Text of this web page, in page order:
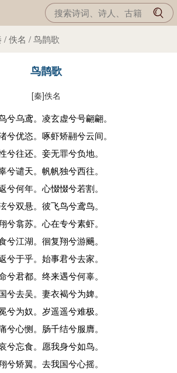
/佚名 /鸟鹊歌
鸟鹊歌
[秦]佚名
兮乌鸢。凌玄虚兮号翩翩。
兮优恣。啄虾矫翮兮云间。
兮往还。妾无罪兮负地。
兮谴天。帆帆独兮西往。
兮何年。心惙惙兮若割。
兮双悬。彼飞鸟兮鸢鸟。
兮翕苏。心在专兮素虾。
兮江湖。徊复翔兮游颺。
兮于乎。始事君兮去家。
兮君都。终来遇兮何辜。
兮去吴。妻衣褐兮为婢。
兮为奴。岁遥遥兮难极。
兮心恻。肠千结兮服膺。
兮忘食。愿我身兮如鸟。
兮矫翼。去我国兮心摇。